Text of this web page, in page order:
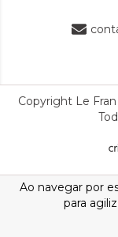
Ao navegar por
para
Copyright Le